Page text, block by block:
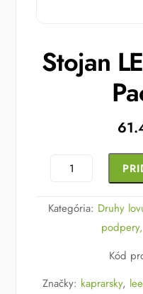
Stojan
množstvo
LEEDA
Kategória: Druhy
Kód
Značky: kaprarsky,